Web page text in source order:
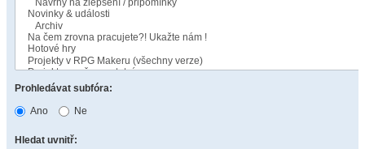
Prohledávat subfóra:
Ano
Ne
Hledat uvnitř: